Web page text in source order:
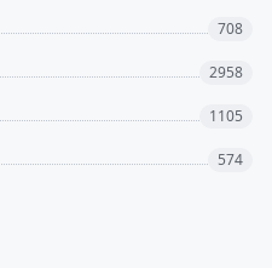
708
2958
1105
574